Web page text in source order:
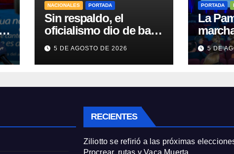
NACIONALES PORTADA
Sin respaldo, el
oficialismo dio de baja
la cláusula de venta de
tierras a extranjeros
para salvar la sesión
5 DE AGOSTO DE 2026
PORTADA
La
Mental
5 DE
RECIENTES
Ziliotto se refirió a las próximas
Procrear, rutas y Vaca Muerta